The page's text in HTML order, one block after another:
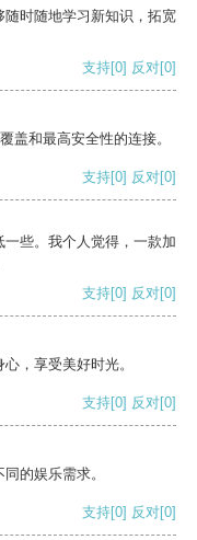
时随地学习新知识，拓宽
支持[0] 反对[0]
盖和最高安全性的连接。
支持[0] 反对[0]
些。我个人觉得，一款加
支持[0] 反对[0]
，享受美好时光。
支持[0] 反对[0]
的娱乐需求。
支持[0] 反对[0]